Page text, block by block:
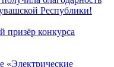
Республики!
призёр конкурса